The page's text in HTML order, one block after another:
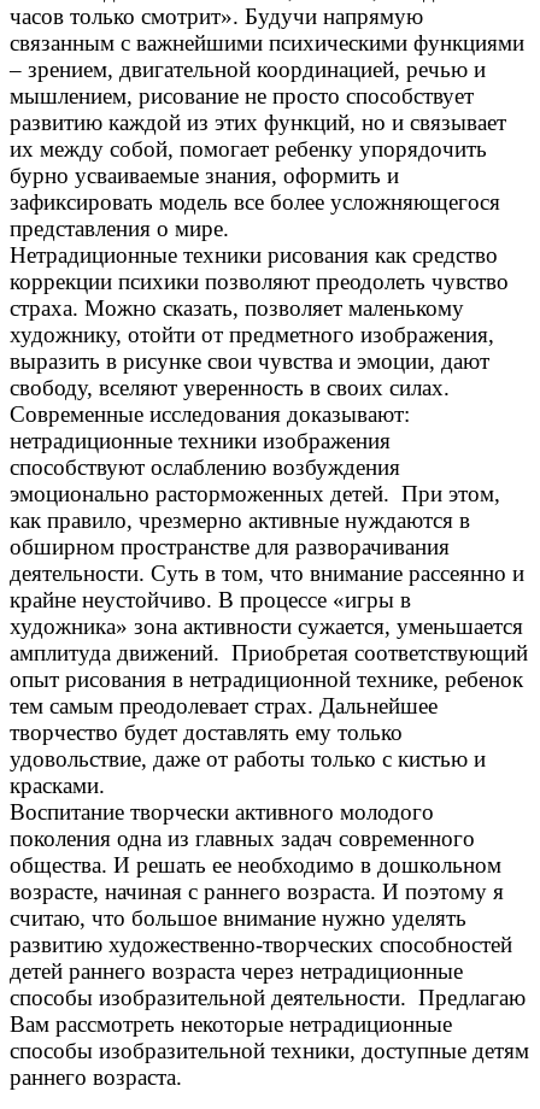
часов только смотрит». Будучи напрямую
связанным с важнейшими психическими функциями
– зрением, двигательной координацией, речью и
мышлением, рисование не просто способствует
развитию каждой из этих функций, но и связывает
их между собой, помогает ребенку упорядочить
бурно усваиваемые знания, оформить и
зафиксировать модель все более усложняющегося
представления о мире.
Нетрадиционные техники рисования как средство
коррекции психики позволяют преодолеть чувство
страха. Можно сказать, позволяет маленькому
художнику, отойти от предметного изображения,
выразить в рисунке свои чувства и эмоции, дают
свободу, вселяют уверенность в своих силах.
Современные исследования доказывают:
нетрадиционные техники изображения
способствуют ослаблению возбуждения
эмоционально расторможенных детей. При этом,
как правило, чрезмерно активные нуждаются в
обширном пространстве для разворачивания
деятельности. Суть в том, что внимание рассеянно и
крайне неустойчиво. В процессе «игры в
художника» зона активности сужается, уменьшается
амплитуда движений. Приобретая соответствующий
опыт рисования в нетрадиционной технике, ребенок
тем самым преодолевает страх. Дальнейшее
творчество будет доставлять ему только
удовольствие, даже от работы только с кистью и
красками.
Воспитание творчески активного молодого
поколения одна из главных задач современного
общества. И решать ее необходимо в дошкольном
возрасте, начиная с раннего возраста. И поэтому я
считаю, что большое внимание нужно уделять
развитию художественно-творческих способностей
детей раннего возраста через нетрадиционные
способы изобразительной деятельности. Предлагаю
Вам рассмотреть некоторые нетрадиционные
способы изобразительной техники, доступные детям
раннего возраста.